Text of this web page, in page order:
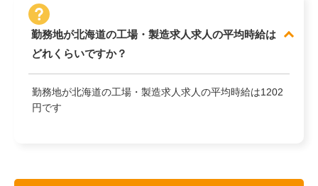
勤務地が北海道の工場・製造求人求人の平均時給は
どれくらいですか？
勤務地が北海道の工場・製造求人求人の平均時給は1202
円です